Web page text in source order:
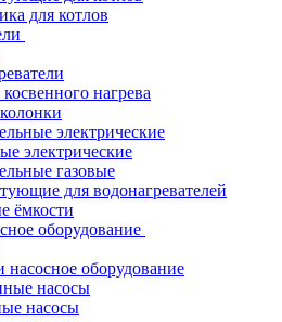
для котлов
нагрева
электрические
электрические
газовые
для водонагревателей
ёмкости
оборудование
насосное оборудование
насосы
насосы